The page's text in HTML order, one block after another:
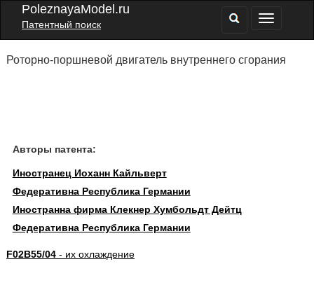
PoleznayaModel.ru
Патентный поиск
Роторно-поршневой двигатель внутреннего сгорания
Авторы патента:
Иностранец Иоханн Кайльверт
Федеративна Республика Германии
Иностранна фирма Клекнер Хумбольдт Дейтц
Федеративна Республика Германии
F02B55/04- их охлаждение